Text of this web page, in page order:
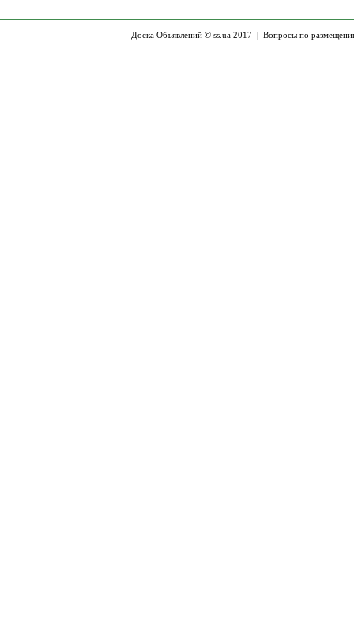
Доска Объявлений © ss.ua 2017 | Вопросы по